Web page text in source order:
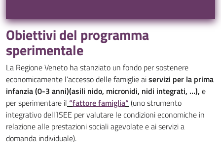
Obiettivi del programma
sperimentale
La Regione Veneto ha stanziato un fondo per sostenere
economicamente l’accesso delle famiglie aiservizi per la prima
infanzia (0-3 anni)(asili nido, micronidi, nidi integrati, …), e
per sperimentare il “fattore famiglia“ (uno strumento
integrativo dell’ISEE per valutare le condizioni economiche in
relazione alle prestazioni sociali agevolate e ai servizi a
domanda individuale).